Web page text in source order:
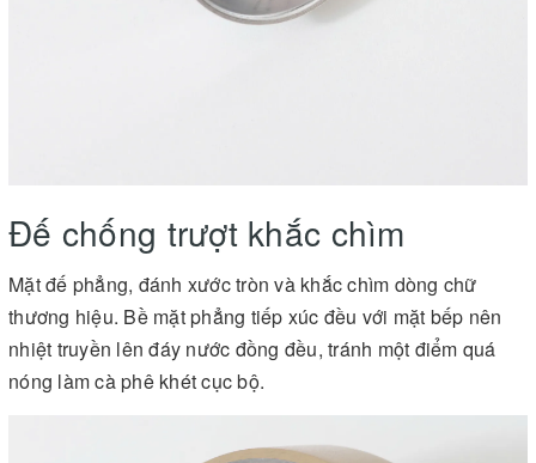
Đế chống trượt khắc chìm
Mặt đế phẳng, đánh xước tròn và khắc chìm dòng chữ
thương hiệu. Bề mặt phẳng tiếp xúc đều với mặt bếp nên
nhiệt truyền lên đáy nước đồng đều, tránh một điểm quá
nóng làm cà phê khét cục bộ.